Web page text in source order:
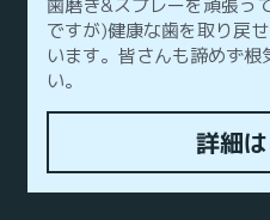
歯磨き&スプレーを頑張っ
ですが)健康な歯を取り戻
います。皆さんも諦めず
い。
詳細